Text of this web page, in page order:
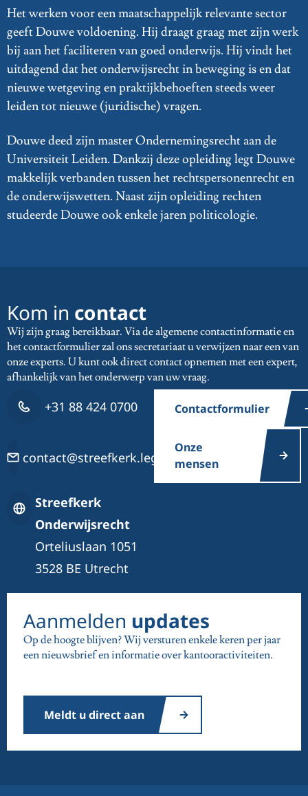
Het werken voor een maatschappelijk relevante sector
geeft Douwe voldoening. Hij draagt graag met zijn werk
bij aan het faciliteren van goed onderwijs. Hij vindt het
uitdagend dat het onderwijsrecht in beweging is en dat
nieuwe wetgeving en praktijkbehoeften steeds weer
leiden tot nieuwe (juridische) vragen.
Douwe deed zijn master Ondernemingsrecht aan de
Universiteit Leiden. Dankzij deze opleiding legt Douwe
makkelijk verbanden tussen het rechtspersonenrecht en
de onderwijswetten. Naast zijn opleiding rechten
studeerde Douwe ook enkele jaren politicologie.
Kom in contact
Wij zijn graag bereikbaar. Via de algemene contactinformatie en
het contactformulier zal ons secretariaat u verwijzen naar een van
onze experts. U kunt ook direct contact opnemen met een expert,
afhankelijk van het onderwerp van uw vraag.
+31 88 424 0700
contact@streefkerk.legal
Streefkerk
Onderwijsrecht
Orteliuslaan 1051
3528 BE Utrecht
Contactformulier
Onze
mensen
Aanmelden updates
Op de hoogte blijven? Wij versturen enkele keren per jaar
een nieuwsbrief en informatie over kantooractiviteiten.
Meldt u direct aan